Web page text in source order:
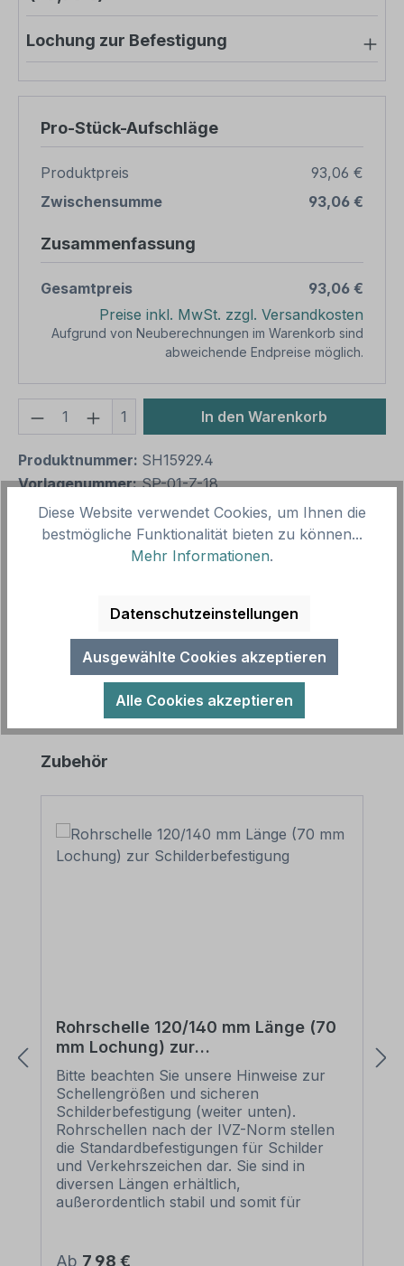
Lochung zur Befestigung
Pro-Stück-Aufschläge
Produktpreis
93,06 €
Zwischensumme
93,06 €
Zusammenfassung
Gesamtpreis
93,06 €
Preise inkl. MwSt. zzgl. Versandkosten
Aufgrund von Neuberechnungen im Warenkorb sind
abweichende Endpreise möglich.
Produkt Anzahl: Gib den
1 In den Warenkorb
Produktnummer: SH15929.4
Vorlagenummer: SP-01-Z-18
Beschreibung
zahlreiche Themenschi…Mehr
Produktgalerie überspringen
Zubehör
Rohrschelle 120/140 mm Länge (70
mm Lochung) zur
Schilderbefestigung
Bitte beachten Sie unsere Hinweise zur
Schellengrößen und sicheren
Schilderbefestigung (weiter unten).
Rohrschellen nach der IVZ-Norm stellen
die Standardbefestigungen für Schilder
und Verkehrszeichen dar. Sie sind in
diversen Längen erhältlich,
außerordentlich stabil und somit für
eine sichere Befestigung von Schildern mit
Regulärer Preis:
Ab 7,98 €
Diese Website verwendet Cookies, um Ihnen die
bestmögliche Funktionalität bieten zu können...
Mehr Informationen.
Datenschutzeinstellungen
Ausgewählte Cookies akzeptieren
Alle Cookies akzeptieren